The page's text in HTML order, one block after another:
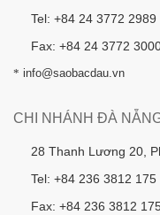
Tel: +84 24 3772 2989
Fax: +84 24 3772
* info@saobacdau.vn
CHI NHÁNH ĐÀ
28 Thanh Lương 20,
Tel: +84 236 3812 175
Fax: +84 236 3812